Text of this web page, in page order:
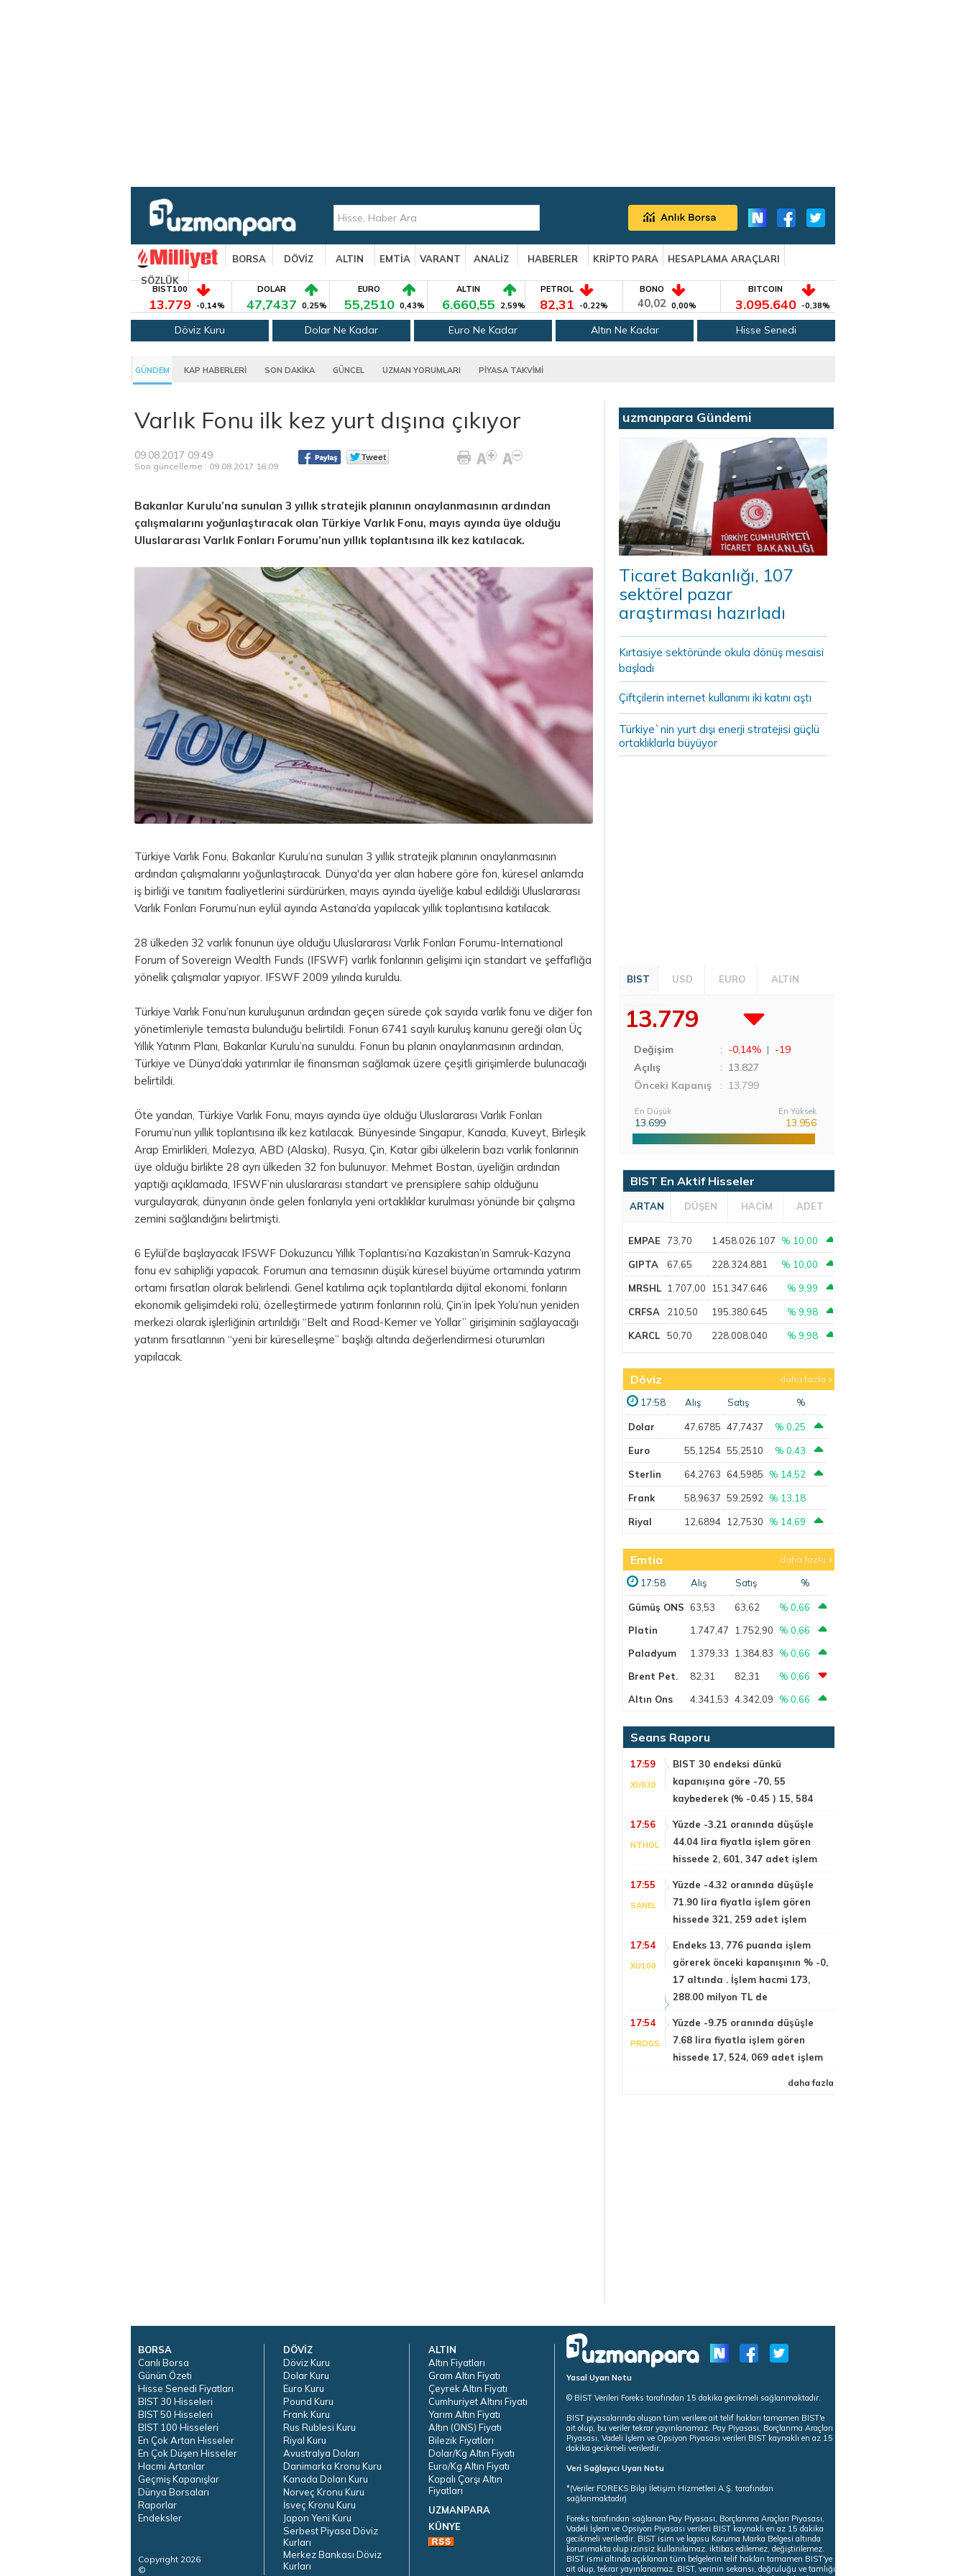
BORSA DÖVİZ ALTIN EMTİA VARANT ANALİZ HABERLER KRİPTO PARA
HESAPLAMA ARAÇLARI
SÖZLÜK
BIST100
13.779 -0,14%
DOLAR
47,7437 0,25%
EURO
55,2510 0,43%
ALTIN
6.660,55 2,59%
PETROL
82,31 -0,22%
BONO
40,02 0,00%
BITCOIN
3.095.640 -0,38%
Döviz Kuru Dolar Ne Kadar Euro Ne Kadar Altın Ne Kadar Hisse Senedi
GÜNDEM KAP HABERLERİ SON DAKİKA GÜNCEL UZMAN YORUMLARI PİYASA TAKVİMİ
Varlık Fonu ilk kez yurt dışına çıkıyor
09.08.2017 09:49
Son güncelleme : 09.08.2017 16:09
Bakanlar Kurulu’na sunulan 3 yıllık stratejik planının onaylanmasının ardından
çalışmalarını yoğunlaştıracak olan Türkiye Varlık Fonu, mayıs ayında üye olduğu
Uluslararası Varlık Fonları Forumu’nun yıllık toplantısına ilk kez katılacak.
Türkiye Varlık Fonu, Bakanlar Kurulu’na sunulan 3 yıllık stratejik planının onaylanmasının
ardından çalışmalarını yoğunlaştıracak. Dünya'da yer alan habere göre fon, küresel anlamda
iş birliği ve tanıtım faaliyetlerini sürdürürken, mayıs ayında üyeliğe kabul edildiği Uluslararası
Varlık Fonları Forumu’nun eylül ayında Astana’da yapılacak yıllık toplantısına katılacak.
28 ülkeden 32 varlık fonunun üye olduğu Uluslararası Varlık Fonları Forumu-International
Forum of Sovereign Wealth Funds (IFSWF) varlık fonlarının gelişimi için standart ve şeffaflığa
yönelik çalışmalar yapıyor. IFSWF 2009 yılında kuruldu.
Türkiye Varlık Fonu’nun kuruluşunun ardından geçen sürede çok sayıda varlık fonu ve diğer fon
yönetimleriyle temasta bulunduğu belirtildi. Fonun 6741 sayılı kuruluş kanunu gereği olan Üç
Yıllık Yatırım Planı, Bakanlar Kurulu’na sunuldu. Fonun bu planın onaylanmasının ardından,
Türkiye ve Dünya’daki yatırımlar ile finansman sağlamak üzere çeşitli girişimlerde bulunacağı
belirtildi.
Öte yandan, Türkiye Varlık Fonu, mayıs ayında üye olduğu Uluslararası Varlık Fonları
Forumu’nun yıllık toplantısına ilk kez katılacak. Bünyesinde Singapur, Kanada, Kuveyt, Birleşik
Arap Emirlikleri, Malezya, ABD (Alaska), Rusya, Çin, Katar gibi ülkelerin bazı varlık fonlarının
üye olduğu birlikte 28 ayrı ülkeden 32 fon bulunuyor. Mehmet Bostan, üyeliğin ardından
yaptığı açıklamada, IFSWF’nin uluslararası standart ve prensiplere sahip olduğunu
vurgulayarak, dünyanın önde gelen fonlarıyla yeni ortaklıklar kurulması yönünde bir çalışma
zemini sağlandığını belirtmişti.
6 Eylül’de başlayacak IFSWF Dokuzuncu Yıllık Toplantısı’na Kazakistan’ın Samruk-Kazyna
fonu ev sahipliği yapacak. Forumun ana temasının düşük küresel büyüme ortamında yatırım
ortamı fırsatları olarak belirlendi. Genel katılıma açık toplantılarda dijital ekonomi, fonların
ekonomik gelişimdeki rolü, özelleştirmede yatırım fonlarının rolü, Çin’in İpek Yolu’nun yeniden
merkezi olarak işlerliğinin artırıldığı “Belt and Road-Kemer ve Yollar” girişiminin sağlayacağı
yatırım fırsatlarının “yeni bir küreselleşme” başlığı altında değerlendirmesi oturumları
yapılacak.
uzmanpara Gündemi
Ticaret Bakanlığı, 107
sektörel pazar
araştırması hazırladı
Kırtasiye sektöründe okula dönüş mesaisi
başladı
Çiftçilerin internet kullanımı iki katını aştı
Türkiye`nin yurt dışı enerji stratejisi güçlü
ortaklıklarla büyüyor
BIST USD EURO ALTIN
13.779
Değişim : -0,14% | -19
Açılış
: 13.827
Önceki Kapanış
: 13.799
En Düşük
13.699
En Yüksek
13.956
BIST En Aktif Hisseler
ARTAN DÜŞEN HACİM ADET
EMPAE 73,70 1.458.026.107 % 10,00
GIPTA 67,65 228.324.881 % 10,00
MRSHL 1.707,00 151.347.646 % 9,99
CRFSA 210,50 195.380.645 % 9,98
KARCL 50,70 228.008.040 % 9,98
Döviz daha fazla
17:58 Alış Satış %
Dolar 47,6785 47,7437 % 0,25
Euro 55,1254 55,2510 % 0,43
Sterlin 64,2763 64,5985 % 14,52
Frank 58,9637 59,2592 % 13,18
Riyal 12,6894 12,7530 % 14,69
Emtia daha fazla
17:58 Alış Satış %
Gümüş ONS 63,53 63,62
% 0,66
Platin
1.747,47 1.752,90
% 0,66
Paladyum
1.379,33 1.384,83
% 0,66
Brent Pet.
82,31 82,31
% 0,66
Altın Ons
4.341,53 4.342,09 % 0,66
Seans Raporu
17:59
XU030
BIST 30 endeksi dünkü
kapanışına göre -70, 55
kaybederek (% -0.45 ) 15, 584
17:56
NTHOL
Yüzde -3.21 oranında düşüşle
44.04 lira fiyatla işlem gören
hissede 2, 601, 347 adet işlem
17:55
SANEL
Yüzde -4.32 oranında düşüşle
71.90 lira fiyatla işlem gören
hissede 321, 259 adet işlem
17:54
XU100
Endeks 13, 776 puanda işlem
görerek önceki kapanışının % -0,
17 altında . İşlem hacmi 173,
288.00 milyon TL de
17:54
PRDGS
Yüzde -9.75 oranında düşüşle
7.68 lira fiyatla işlem gören
hissede 17, 524, 069 adet işlem
daha fazla
BORSA
Canlı Borsa
Günün Özeti
Hisse Senedi Fiyatları
BIST 30 Hisseleri
BIST 50 Hisseleri
BIST 100 Hisseleri
En Çok Artan Hisseler
En Çok Düşen Hisseler
Hacmi Artanlar
Geçmiş Kapanışlar
Dünya Borsaları
Raporlar
Endeksler
Copyright 2026
©
DÖVİZ
Döviz Kuru
Dolar Kuru
Euro Kuru
Pound Kuru
Frank Kuru
Rus Rublesi Kuru
Riyal Kuru
Avustralya Doları
Danimarka Kronu Kuru
Kanada Doları Kuru
Norveç Kronu Kuru
İsveç Kronu Kuru
Japon Yeni Kuru
Serbest Piyasa Döviz
Kurları
Merkez Bankası Döviz
Kurları
ALTIN
Altın Fiyatları
Gram Altın Fiyatı
Çeyrek Altın Fiyatı
Cumhuriyet Altını Fiyatı
Yarım Altın Fiyatı
Altın (ONS) Fiyatı
Bilezik Fiyatları
Dolar/Kg Altın Fiyatı
Euro/Kg Altın Fiyatı
Kapalı Çarşı Altın
Fiyatları
UZMANPARA
KÜNYE
Yasal Uyarı Notu
© BİST Verileri Foreks tarafından 15 dakika gecikmeli sağlanmaktadır.
BIST piyasalarında oluşan tüm verilere ait telif hakları tamamen BIST'e
ait olup, bu veriler tekrar yayınlanamaz. Pay Piyasası, Borçlanma Araçları
Piyasası, Vadeli İşlem ve Opsiyon Piyasası verileri BIST kaynaklı en az 15
dakika gecikmeli verilerdir.
Veri Sağlayıcı Uyarı Notu
*(Veriler FOREKS Bilgi İletişim Hizmetleri A.Ş. tarafından
sağlanmaktadır)
Foreks tarafından sağlanan Pay Piyasası, Borçlanma Araçları Piyasası,
Vadeli İşlem ve Opsiyon Piyasası verileri BIST kaynaklı en az 15 dakika
gecikmeli verilerdir. BIST isim ve logosu Koruma Marka Belgesi altında
korunmakta olup izinsiz kullanılamaz, iktibas edilemez, değiştirilemez.
BIST ismi altında açıklanan tüm belgelerin telif hakları tamamen BIST'ye
ait olup, tekrar yayınlanamaz. BIST, verinin sekansı, doğruluğu ve tamlığı